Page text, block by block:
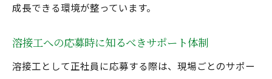
成長できる環境が整っています。
溶接工への応募時に知るべきサポート体制
溶接工として正社員に応募する際は、現場ごとのサポー